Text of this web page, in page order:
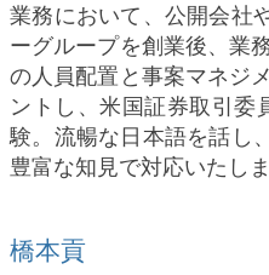
業務において、公開会社
ーグループを創業後、業
の人員配置と事案マネジ
ントし、米国証券取引委
験。流暢な日本語を話し
豊富な知見で対応いたしま
橋本貢